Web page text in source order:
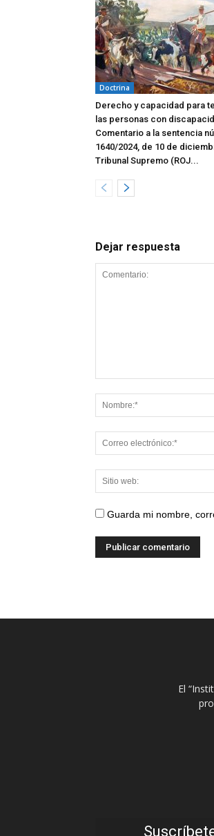
Doctrina
Derecho y capacidad para
las personas con
Comentario a la sentencia
1640/2024, de 10 de
Tribunal Supremo (ROJ...
Dejar respuesta
Guarda mi nombre,
El